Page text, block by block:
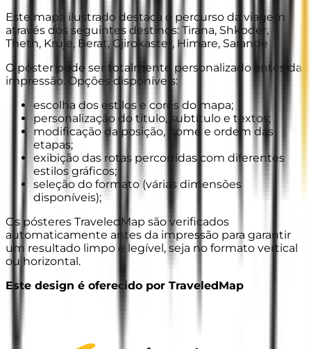
Este mapa ilustrado destaca o percurso da viagem
através dos seguintes destinos: Tirana, Shkoder,
Theth, Kruje, Berat, Gjirokaster, Himare, Sarande
O póster pode ser totalmente personalizado antes da
impressão. Opções disponíveis:
escolha dos estilos e cores do mapa;
personalização do título, subtítulo e textos;
modificação da posição, nome e ordem das
etapas;
exibição das rotas percorridas com diferentes
estilos gráficos;
seleção do formato (várias dimensões
disponíveis);
Os pósteres TraveledMap são verificados
automaticamente antes da impressão para garantir
um resultado limpo e legível, seja no formato vertical
ou horizontal.
Este design é oferecido por TraveledMap